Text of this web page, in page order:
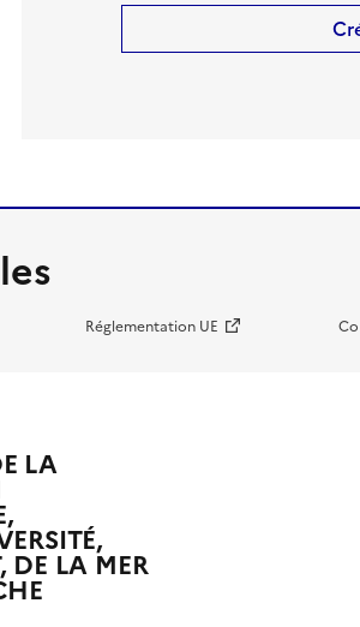
Réglementation UE
LA
DE LA MER